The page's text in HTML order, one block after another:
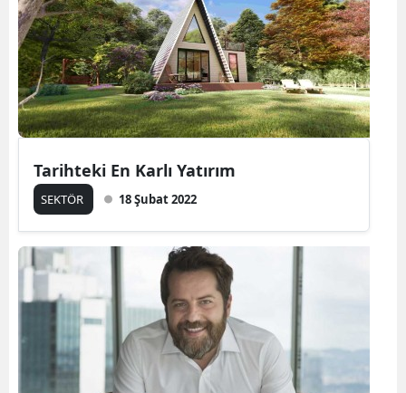
Tarihteki En Karlı Yatırım
SEKTÖR 18 Şubat 2022